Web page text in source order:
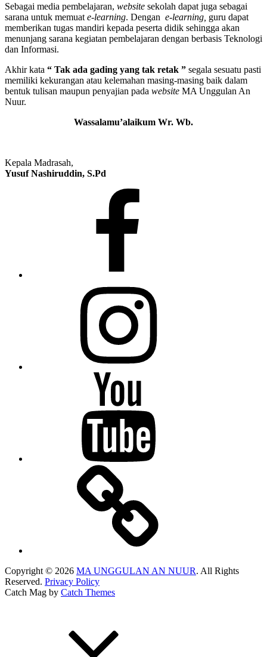
Sebagai media pembelajaran, website sekolah dapat juga sebagai
sarana untuk memuat e-learning. Dengan e-learning, guru dapat
memberikan tugas mandiri kepada peserta didik sehingga akan
menunjang sarana kegiatan pembelajaran dengan berbasis Teknologi
dan Informasi.
Akhir kata “ Tak ada gading yang tak retak ” segala sesuatu pasti
memiliki kekurangan atau kelemahan masing-masing baik dalam
bentuk tulisan maupun penyajian pada website MA Unggulan An
Nuur.
Wassalamu’alaikum Wr. Wb.
Kepala Madrasah,
Yusuf Nashiruddin, S.Pd
Copyright © 2026 MA UNGGULAN AN NUUR. All Rights
Reserved. Privacy Policy
Catch Mag by Catch Themes